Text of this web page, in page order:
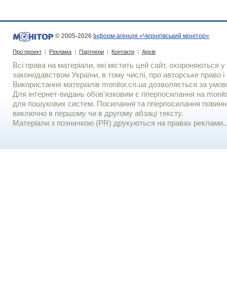
© 2005-2026 Інформ-агенція «Чернігівський монітор»
Про проект | Реклама | Партнери | Контакти | Архів
Всі права на матеріали, які містить цей сайт, охороняються у
законодавством України, в тому числі, про авторське право і
Використання матерiалiв monitor.cn.ua дозволяється за
Для iнтернет-видань обов'язковим є гiперпосилання на
для пошукових систем. Посилання та гіперпосилання
виключно в першому чи в другому абзаці тексту.
Матеріали з позначкою (PR) друкуються на правах реклами..